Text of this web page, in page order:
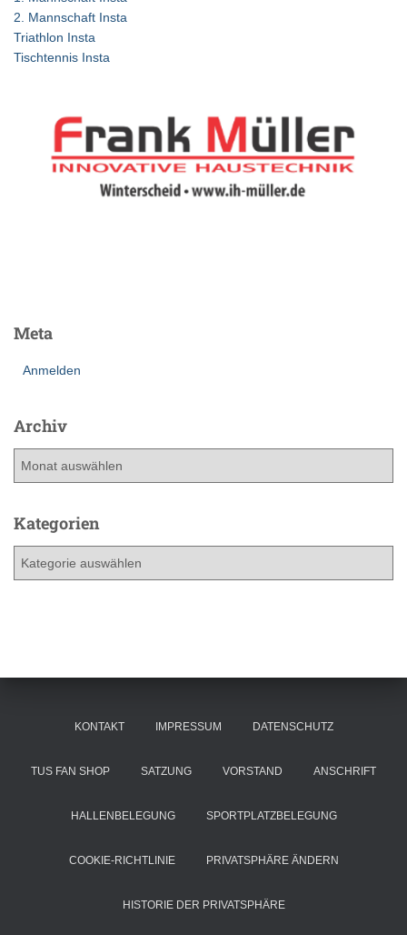
c
h
:
2. Mannschaft Insta
Triathlon Insta
Tischtennis Insta
Meta
Anmelden
Archiv
h
Kategorien
r
KONTAKT IMPRESSUM DATENSCHUTZ
TUS FAN SHOP SATZUNG VORSTAND ANSCHRIFT
HALLENBELEGUNG SPORTPLATZBELEGUNG
COOKIE-RICHTLINIE PRIVATSPHÄRE ÄNDERN
HISTORIE DER PRIVATSPHÄRE